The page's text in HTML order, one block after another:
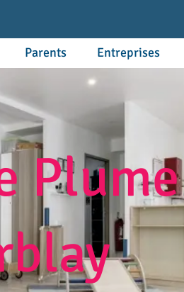
Parents Entreprises
Plume